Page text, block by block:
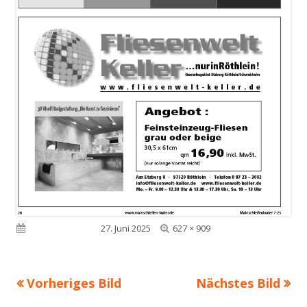
Veröffentlicht am27. Juni 2025
Volle
627 × 909
Vorheriges Bild Nächstes Bild